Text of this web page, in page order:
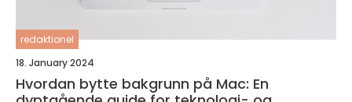
redaktionel
18. January 2024
Hvordan bytte bakgrunn på Mac: En